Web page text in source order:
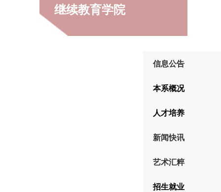
继续教育学院
信息公告
本系概况
人才培养
新闻快讯
艺术汇粹
招生就业